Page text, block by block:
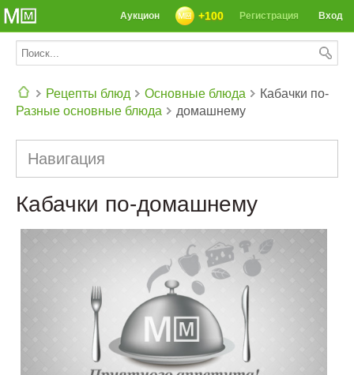
Вход
Регистрация
+100
Аукцион
Рецепты блюд
Основные блюда
Разные основные блюда
Кабачки по-
домашнему
Навигация
Кабачки по-домашнему